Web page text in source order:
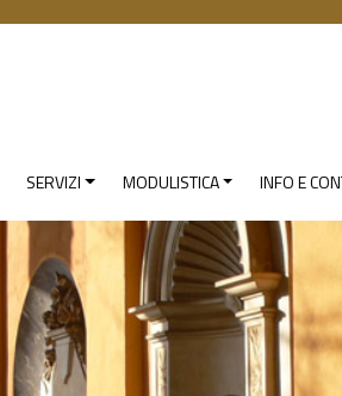
SERVIZI MODULISTICA INFO E